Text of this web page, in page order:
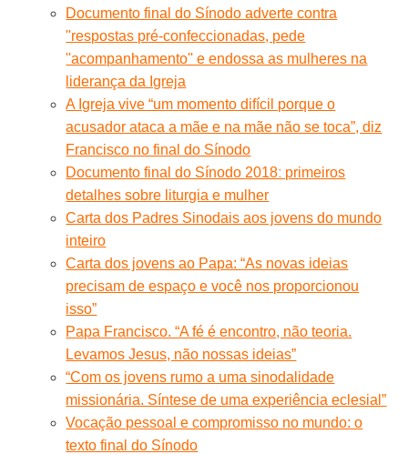
Documento final do Sínodo adverte contra
''respostas pré-confeccionadas, pede
''acompanhamento'' e endossa as mulheres na
liderança da Igreja
A Igreja vive “um momento difícil porque o
acusador ataca a mãe e na mãe não se toca”, diz
Francisco no final do Sínodo
Documento final do Sínodo 2018ː primeiros
detalhes sobre liturgia e mulher
Carta dos Padres Sinodais aos jovens do mundo
inteiro
Carta dos jovens ao Papa: “As novas ideias
precisam de espaço e você nos proporcionou
isso”
Papa Francisco. “A fé é encontro, não teoria.
Levamos Jesus, não nossas ideias”
“Com os jovens rumo a uma sinodalidade
missionária. Síntese de uma experiência eclesial”
Vocação pessoal e compromisso no mundo: o
texto final do Sínodo